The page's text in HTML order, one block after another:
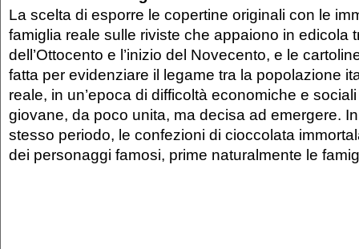
La scelta di esporre le copertine originali con le
famiglia reale sulle riviste che appaiono in edicola
dell’Ottocento e l’inizio del Novecento, e le
fatta per evidenziare il legame tra la popolazione
reale, in un’epoca di difficoltà economiche e
giovane, da poco unita, ma decisa ad emergere.
stesso periodo, le confezioni di cioccolata
dei personaggi famosi, prime naturalmente le